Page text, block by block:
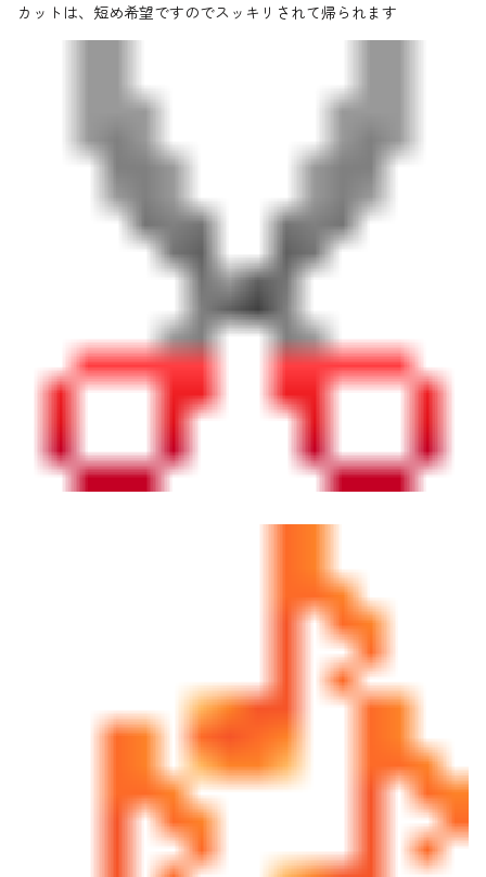
カットは、短め希望ですのでスッキリされて帰られます